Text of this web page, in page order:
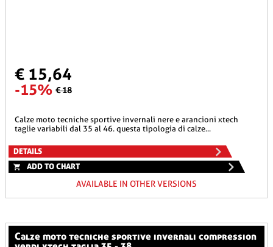
€ 15,64
-15% € 18
calze moto tecniche sportive invernali nere e arancioni xtech
taglie variabili dal 35 al 46. questa tipologia di calze...
DETAILS
ADD TO CHART
AVAILABLE IN OTHER VERSIONS
calze moto tecniche sportive invernali compression